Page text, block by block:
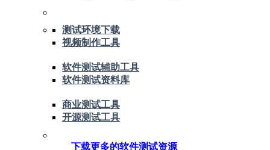
测试环境下载
视频制作工具
软件测试辅助工具
软件测试资料库
商业测试工具
开源测试工具
下载更多的软件测试资源